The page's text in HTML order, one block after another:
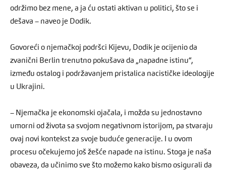
održimo bez mene, a ja ću ostati aktivan u politici, što se i
dešava – naveo je Dodik.
Govoreći o njemačkoj podršci Kijevu, Dodik je ocijenio da
zvanični Berlin trenutno pokušava da „napadne istinu“,
između ostalog i podržavanjem pristalica nacističke ideologije
u Ukrajini.
– Njemačka je ekonomski ojačala, i možda su jednostavno
umorni od života sa svojom negativnom istorijom, pa stvaraju
ovaj novi kontekst za svoje buduće generacije. I u ovom
procesu očekujemo još žešće napade na istinu. Stoga je naša
obaveza, da učinimo sve što možemo kako bismo osigurali da